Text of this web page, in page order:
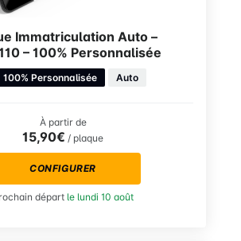
Immatriculation Auto –
– 100% Personnalisée
100% Personnalisée Auto
À partir de
15,90€ / plaque
CONFIGURER
départ le lundi 10 août